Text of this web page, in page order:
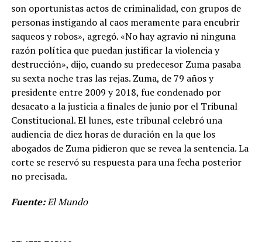
son oportunistas actos de criminalidad, con grupos de
personas instigando al caos meramente para encubrir
saqueos y robos», agregó. «No hay agravio ni ninguna
razón política que puedan justificar la violencia y
destrucción», dijo, cuando su predecesor Zuma pasaba
su sexta noche tras las rejas. Zuma, de 79 años y
presidente entre 2009 y 2018, fue condenado por
desacato a la justicia a finales de junio por el Tribunal
Constitucional. El lunes, este tribunal celebró una
audiencia de diez horas de duración en la que los
abogados de Zuma pidieron que se revea la sentencia. La
corte se reservó su respuesta para una fecha posterior
no precisada.
Fuente:El Mundo